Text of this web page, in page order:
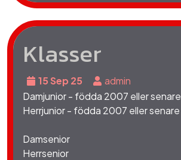
Klasser
15 Sep 25
admin
Damjunior - födda 2007 eller senare
Herrjunior - födda 2007 eller senare
Damsenior
Herrsenior